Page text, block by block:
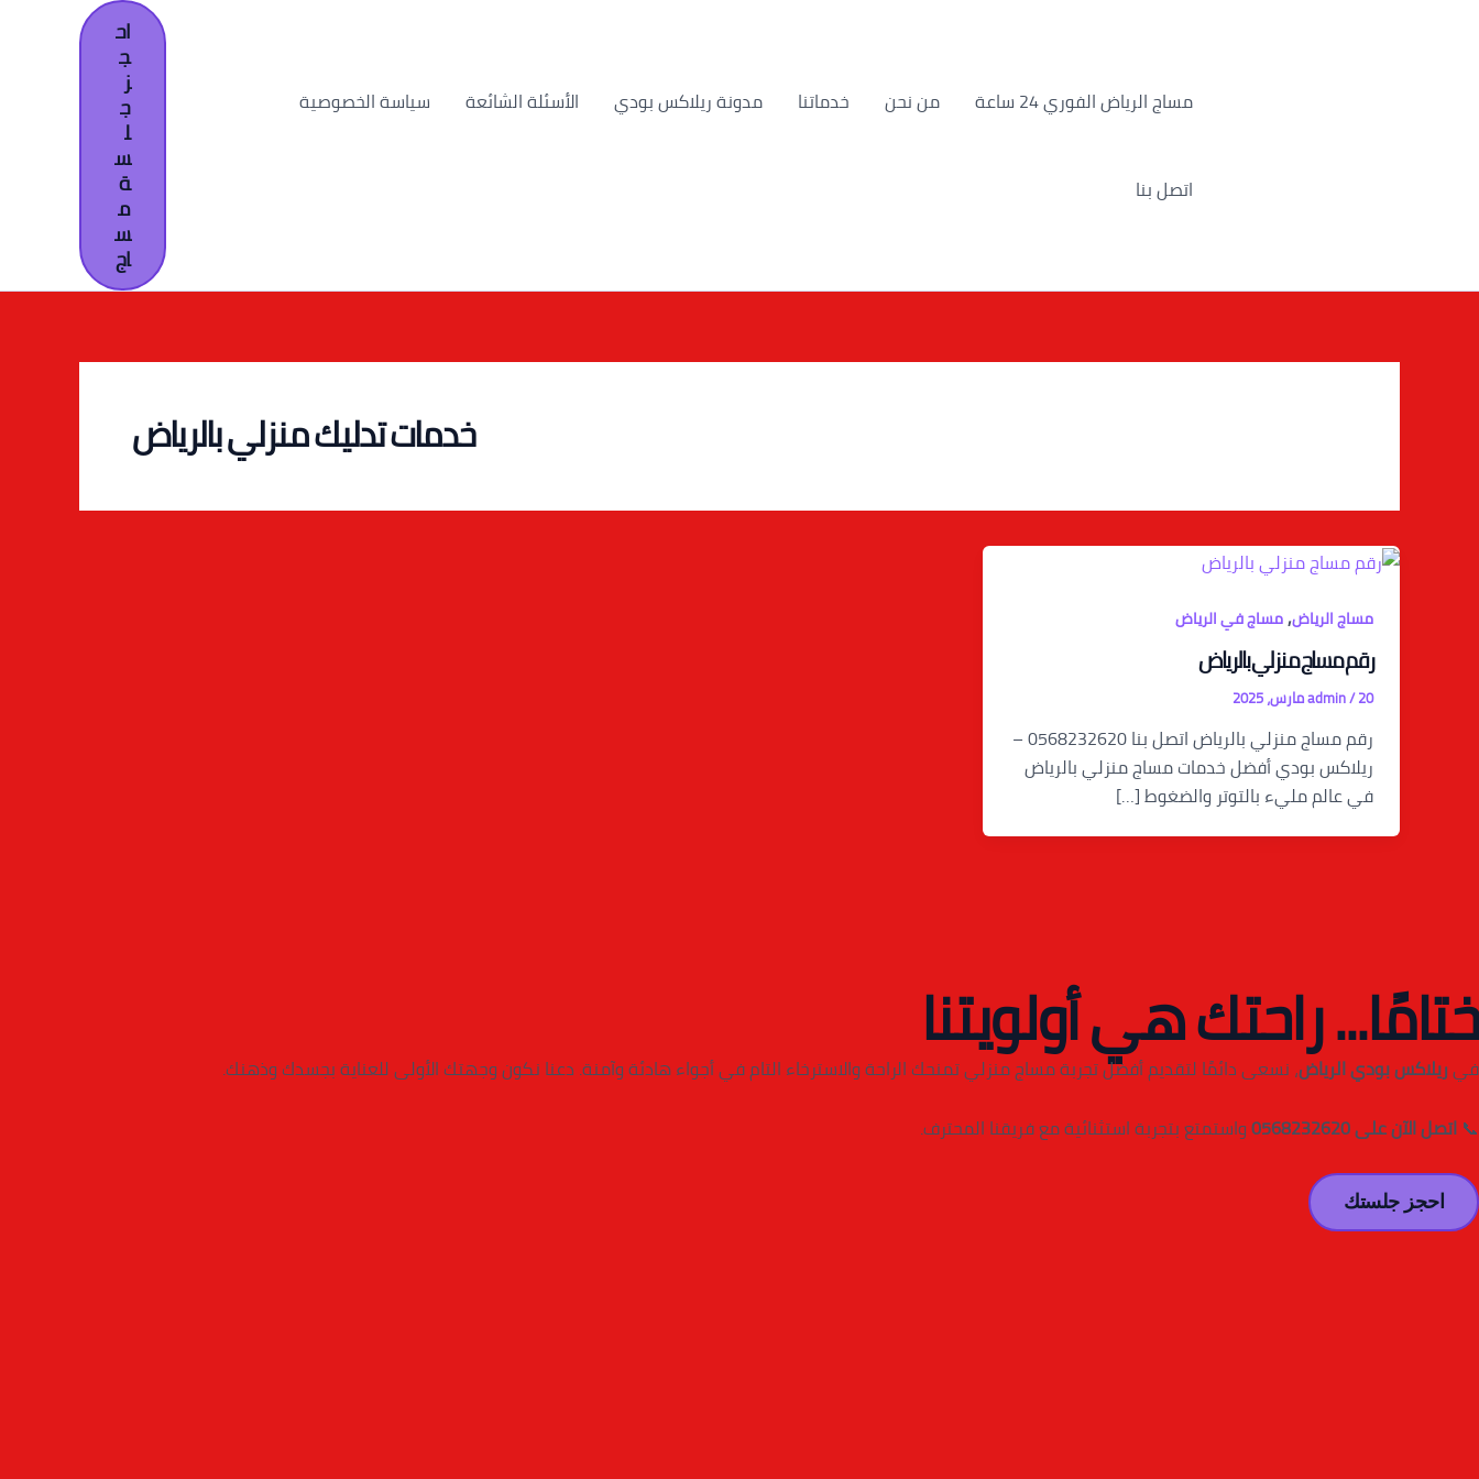
مساج الرياض الفوري 24 ساعة
من نحن خدماتنا مدونة ريلاكس بودي الأسئلة الشائعة سياسة الخصوصية
اتصل بنا
اح
ج
ز
ج
ل
س
ة
م
س
اج
خدمات تدليك منزلي بالرياض
مساج الرياض,مساج في الرياض
رقم مساج منزلي بالرياض
admin/20 مارس، 2025
رقم مساج منزلي بالرياض اتصل بنا 0568232620 –
ريلاكس بودي أفضل خدمات مساج منزلي بالرياض
في عالم مليء بالتوتر والضغوط […]
ختامًا... راحتك هي أولويتنا
فيريلاكس بودي الرياض، نسعى دائمًا لتقديم أفضل تجربة مساج منزلي تمنحك الراحة والاسترخاء التام في أجواء هادئة وآمنة. دعنا نكون وجهتك الأولى للعناية بجسدك وذهنك.
📞 اتصل الآن على 0568232620 واستمتع بتجربة استثنائية مع فريقنا المحترف.
احجز جلستك